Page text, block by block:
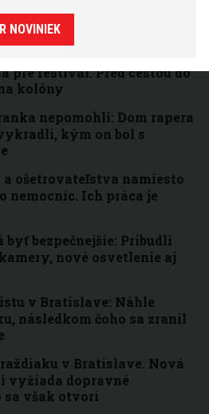
Bratislave, ktoré väčšina
pre festival: Pred cestou do
kolóny
nepomohli: Dom rapera
kým on bol s
ošetrovateľstva namiesto
nemocníc. Ich práca je
bezpečnejšie: Pribudli
nové osvetlenie aj
v Bratislave: Náhle
následkom čoho sa zranil
v Bratislave. Nová
vyžiada dopravné
sa však otvorí
NOVINIEK